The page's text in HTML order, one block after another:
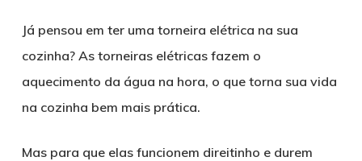
Já pensou em ter uma torneira elétrica na sua
cozinha? As torneiras elétricas fazem o
aquecimento da água na hora, o que torna sua vida
na cozinha bem mais prática.
Mas para que elas funcionem direitinho e durem